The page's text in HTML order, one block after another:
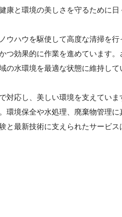
と環境の美しさを守るために日
ウハウを駆使して高度な清掃を
つ効果的に作業を進めています
水環境を最適な状態に維持して
対応し、美しい環境を支えてい
環境保全や水処理、廃棄物管理に
と最新技術に支えられたサービス